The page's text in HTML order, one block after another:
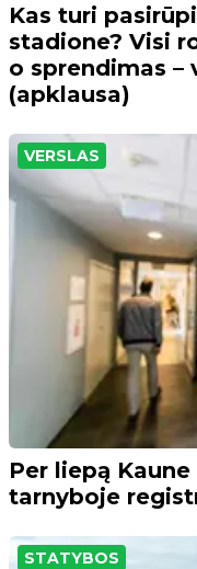
Kas turi
stadione? Visi
o sprendimas –
(apklausa)
VERSLAS
Per liepą
tarnyboje
STATYBOS